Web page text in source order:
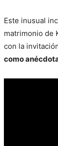
Este inusual
matrimonio de
con la
como